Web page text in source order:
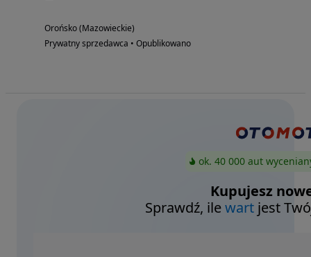
Orońsko (Mazowieckie)
Prywatny sprzedawca • Opublikowano
ok. 40 000 aut
Kupujesz
Sprawdź, ilewart jest